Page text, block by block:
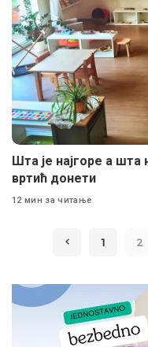
Шта је најгоре а
вртић донети
12 мин за читање
1 2